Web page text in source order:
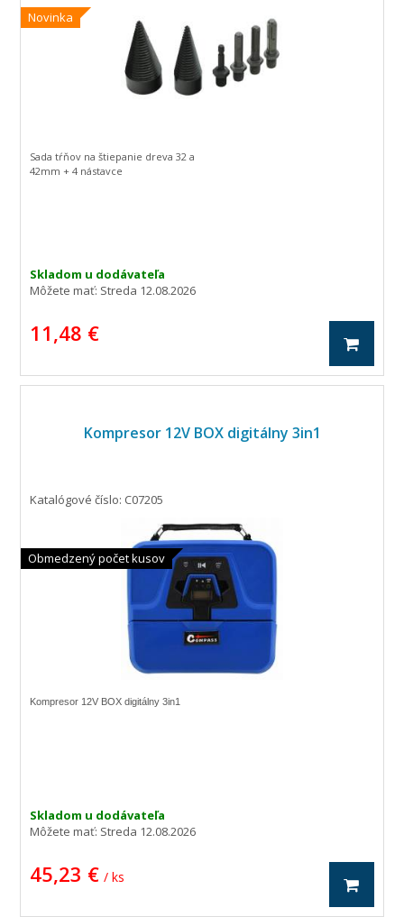
Novinka
Skladom u dodávateľa
Môžete mať: Streda 12.08.2026
11,48 €
Sada tŕňov na štiepanie dreva 32 a
42mm + 4 nástavce
Kompresor 12V BOX digitálny 3in1
Obmedzený počet kusov
Katalógové číslo: C07205
Skladom u dodávateľa
Môžete mať: Streda 12.08.2026
45,23 € / ks
Kompresor 12V BOX digitálny 3in1